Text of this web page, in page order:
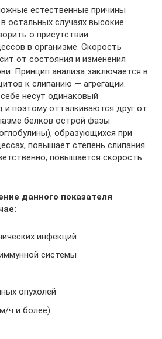
естественные причины
остальных случаях высокие
о присутствии
в организме. Скорость
от состояния и изменения
Принцип анализа заключается в
к слипанию — агрегации.
несут одинаковый
и поэтому отталкиваются друг от
белков острой фазы
образующихся при
повышает степень слипания
повышается скорость
данного показателя
инфекций
системы
опухолей
ч и более)